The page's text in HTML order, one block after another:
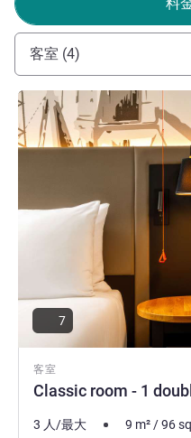
station and Cardiff
At Mercure Cardiff North
convenience are our
business or leisure.
enjoy an unforgettable stay!
Dorota Price ホテル経営
客室 (4)
客室
Classic room - 1
詳細を表示
7
3 人/最大 9 m²/96